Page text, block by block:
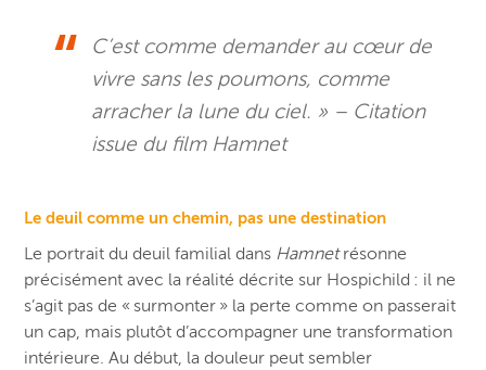
C’est comme demander au cœur de
vivre sans les poumons, comme
arracher la lune du ciel. » – Citation
issue du film Hamnet
Le deuil comme un chemin, pas une destination
Le portrait du deuil familial dans Hamnetrésonne
précisément avec la réalité décrite sur Hospichild : il ne
s’agit pas de « surmonter » la perte comme on passerait
un cap, mais plutôt d’accompagner une transformation
intérieure. Au début, la douleur peut sembler